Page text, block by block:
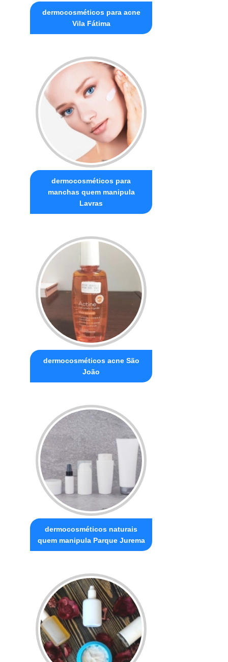
dermocosméticos para acne
Vila Fátima
dermocosméticos para
manchas quem manipula
Lavras
dermocosméticos acne São
João
dermocosméticos naturais
quem manipula Parque Jurema